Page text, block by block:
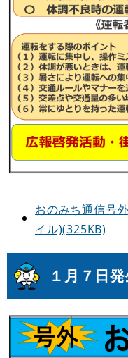
おのみち通信号
イル)(325KB)
１月７日